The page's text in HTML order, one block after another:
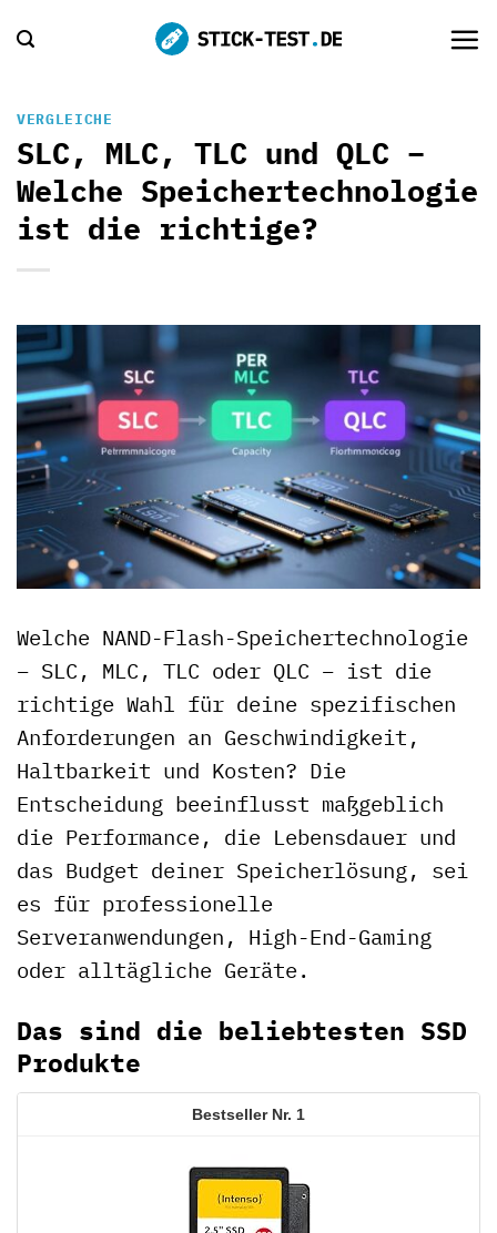
Inhalt
VERGLEICHE
SLC, MLC, TLC und QLC –
Welche Speichertechnologie
ist die richtige?
Welche NAND-Flash-Speichertechnologie
– SLC, MLC, TLC oder QLC – ist die
richtige Wahl für deine spezifischen
Anforderungen an Geschwindigkeit,
Haltbarkeit und Kosten? Die
Entscheidung beeinflusst maßgeblich
die Performance, die Lebensdauer und
das Budget deiner Speicherlösung, sei
es für professionelle
Serveranwendungen, High-End-Gaming
oder alltägliche Geräte.
Das sind die beliebtesten SSD
Produkte
1